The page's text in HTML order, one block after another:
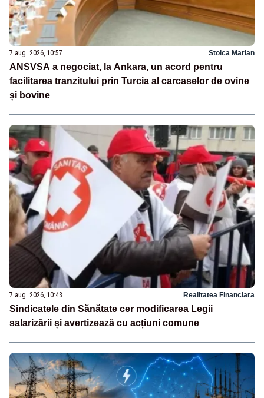
7 aug. 2026, 10:57 Stoica Marian
ANSVSA a negociat, la Ankara, un acord pentru
facilitarea tranzitului prin Turcia al carcaselor de ovine
și bovine
7 aug. 2026, 10:43 Realitatea Financiara
Sindicatele din Sănătate cer modificarea Legii
salarizării și avertizează cu acțiuni comune